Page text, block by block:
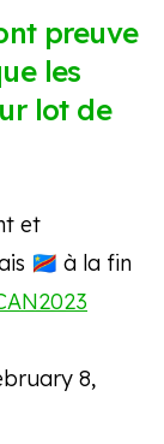
preuve
les
lot de
et
🇨🇩 à la fin
8,